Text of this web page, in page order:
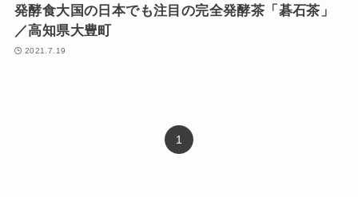
発酵食大国の日本でも注目の完全発酵茶「碁石茶」
／高知県大豊町
2021.7.19
1